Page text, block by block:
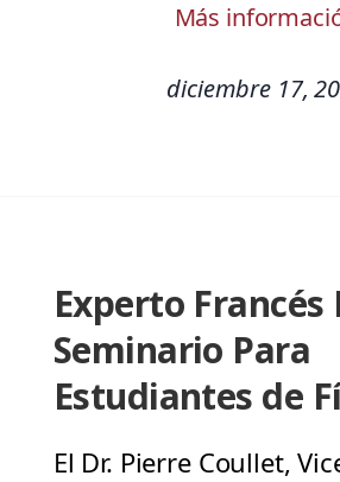
Más
diciembre 17,
Experto Francés
Seminario Para
Estudiantes de
El Dr. Pierre Coullet,